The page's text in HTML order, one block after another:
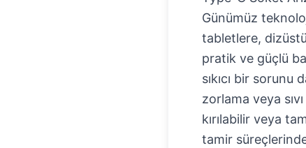
Günümüz
tabletlere,
pratik ve güçlü
sıkıcı bir sorunu
zorlama veya
kırılabilir veya
tamir